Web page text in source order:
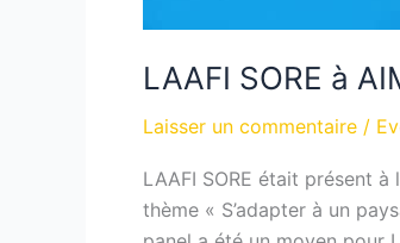
LAAFI SORE à
Laisser un commentaire /
LAAFI SORE était présent
thème « S’adapter à un